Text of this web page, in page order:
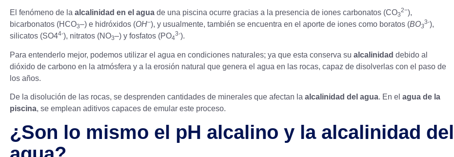
El fenómeno de la alcalinidad en el agua de una piscina ocurre gracias a la presencia de iones carbonatos (CO3
2−),
bicarbonatos (HCO3–) e hidróxidos (OH–), y usualmente, también se encuentra en el aporte de iones como boratos (BO3
3-),
silicatos (SO44-), nitratos (NO3–) y fosfatos (PO4
3-).
Para entenderlo mejor, podemos utilizar el agua en condiciones naturales; ya que esta conserva su alcalinidad debido al
dióxido de carbono en la atmósfera y a la erosión natural que genera el agua en las rocas, capaz de disolverlas con el paso de
los años.
De la disolución de las rocas, se desprenden cantidades de minerales que afectan la alcalinidad del agua. En el agua de la
piscina, se emplean aditivos capaces de emular este proceso.
¿Son lo mismo el pH alcalino y la alcalinidad del